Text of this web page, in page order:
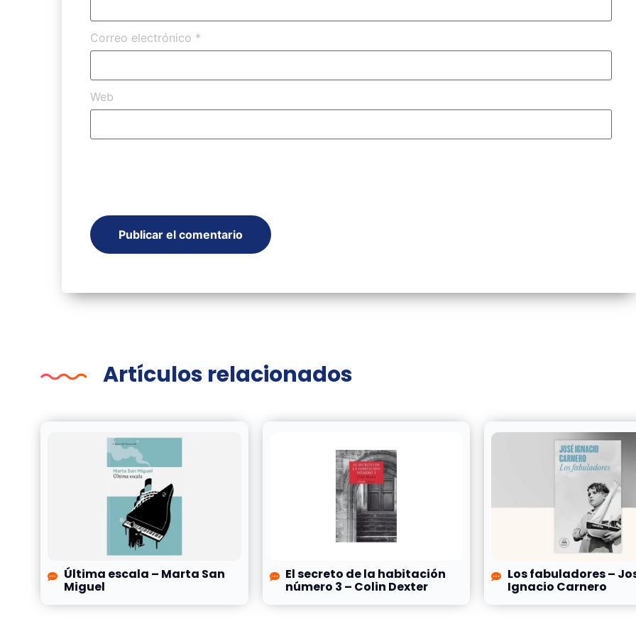
Correo electrónico *
Web
Artículos relacionados
Última escala – Marta San
Miguel
El secreto de la habitación
número 3 – Colin Dexter
Los fabuladores –
Ignacio Carnero